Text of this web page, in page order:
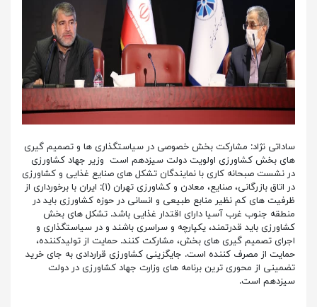
ساداتی نژاد: مشارکت بخش خصوصی در سیاستگذاری ها و تصمیم گیری
های بخش کشاورزی اولویت دولت سیزدهم است وزیر جهاد کشاورزی
در نشست صبحانه کاری با نمایندگان تشکل‌ های صنایع غذایی و کشاورزی
در اتاق بازرگانی، صنایع، معادن و کشاورزی تهران (۱): ایران با برخورداری از
ظرفیت های کم نظیر منابع طبیعی و انسانی در حوزه کشاورزی باید در
منطقه جنوب غرب آسیا دارای اقتدار غذایی باشد. تشکل های بخش
کشاورزی باید قدرتمند، یکپارچه و سراسری باشند و در سیاستگذاری و
اجرای تصمیم گیری های بخش، مشارکت کنند. حمایت از تولیدکننده،
حمایت از مصرف کننده است. جایگزینی کشاورزی قراردادی به جای خرید
تضمینی از محوری ترین برنامه های وزارت جهاد کشاورزی در دولت
سیزدهم است.